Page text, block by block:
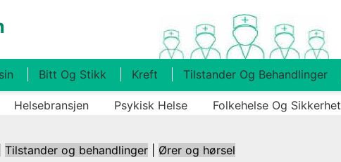
Bitt Og Stikk Kreft Tilstander Og Behandlinger
Helsebransjen Psykisk Helse Folkehelse Og Sikkerhet
Tilstander og behandlinger Ører og hørsel